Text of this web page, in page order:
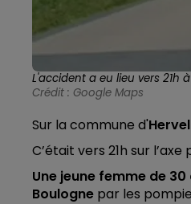
L'accident a eu lieu vers 21h
Crédit : Google Maps
Sur la commune d'
C’était vers 21h sur
Une jeune femme de 30
Boulogne par les